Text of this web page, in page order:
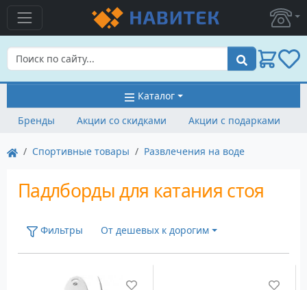
Поиск
Каталог
Бренды
Акции со скидками Акции с подарками
Cпортивные товары Развлечения на воде
Падлборды для катания стоя
Фильтры От дешевых к дорогим